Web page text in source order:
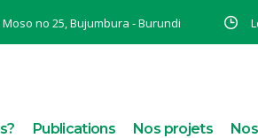
Moso no 25, Bujumbura - Burundi
Publications Nos projets